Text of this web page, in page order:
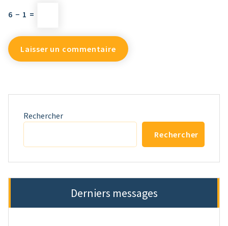
6 − 1 =
Rechercher
Rechercher
Derniers messages